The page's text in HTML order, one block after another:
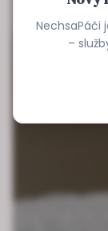
NechsaPáči
–